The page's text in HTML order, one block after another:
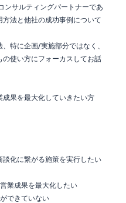
サルティングパートナーであ
法と他社の成功事例について
特に企画/実施部分ではなく、
使い方にフォーカスしてお話
果を最大化していきたい方
化に繋がる施策を実行したい
業成果を最大化したい
できていない